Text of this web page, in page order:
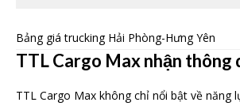
Bảng giá trucking Hải Phòng-Hưng Yên
TTL Cargo Max nhận thông
TTL Cargo Max không chỉ nổi bật về năng